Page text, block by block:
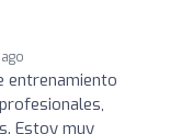
entrenamiento
Estoy muy